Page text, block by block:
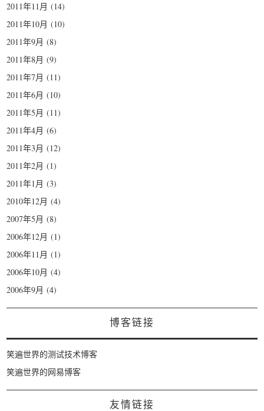
2011年11月 (14)
2011年10月 (10)
2011年9月 (8)
2011年8月 (9)
2011年7月 (11)
2011年6月 (10)
2011年5月 (11)
2011年4月 (6)
2011年3月 (12)
2011年2月 (1)
2011年1月 (3)
2010年12月 (4)
2007年5月 (8)
2006年12月 (1)
2006年11月 (1)
2006年10月 (4)
2006年9月 (4)
博客链接
笑遍世界的测试技术博客
笑遍世界的网易博客
友情链接